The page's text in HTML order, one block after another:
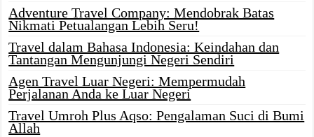
Adventure Travel Company: Mendobrak Batas
Nikmati Petualangan Lebih Seru!
Travel dalam Bahasa Indonesia: Keindahan dan
Tantangan Mengunjungi Negeri Sendiri
Agen Travel Luar Negeri: Mempermudah
Perjalanan Anda ke Luar Negeri
Travel Umroh Plus Aqso: Pengalaman Suci di Bumi
Allah